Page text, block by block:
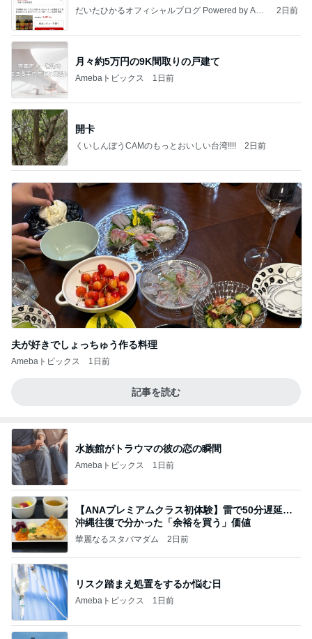
だいたひかるオフィシャルブログ Powered by Ame
2日前
月々約5万円の9K間取りの戸建て
Amebaトピックス 1日前
開卡
くいしんぼうCAMのもっとおいしい台湾!!!! 2日前
夫が好きでしょっちゅう作る料理
Amebaトピックス 1日前
記事を読む
水族館がトラウマの彼の恋の瞬間
Amebaトピックス 1日前
【ANAプレミアムクラス初体験】雷で50分遅延…
沖縄往復で分かった「余裕を買う」価値
華麗なるスタバマダム 2日前
リスク踏まえ処置をするか悩む日
Amebaトピックス 1日前